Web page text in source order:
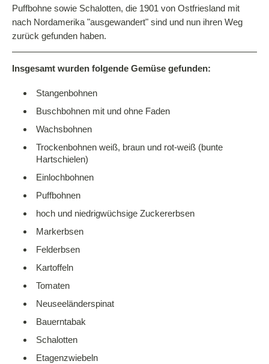
Puffbohne sowie Schalotten, die 1901 von Ostfriesland mit
nach Nordamerika "ausgewandert" sind und nun ihren Weg
zurück gefunden haben.
Insgesamt wurden folgende Gemüse gefunden:
Stangenbohnen
Buschbohnen mit und ohne Faden
Wachsbohnen
Trockenbohnen weiß, braun und rot-weiß (bunte
Hartschielen)
Einlochbohnen
Puffbohnen
hoch und niedrigwüchsige Zuckererbsen
Markerbsen
Felderbsen
Kartoffeln
Tomaten
Neuseeländerspinat
Bauerntabak
Schalotten
Etagenzwiebeln